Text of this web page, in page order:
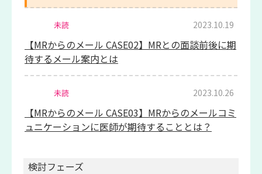
未読
【MRからのメール CASE02】MRとの面談前後に期
待するメール案内とは
2023.10.19
未読
【MRからのメール CASE03】MRからのメールコミ
ュニケーションに医師が期待することとは？
2023.10.26
検討フェーズ